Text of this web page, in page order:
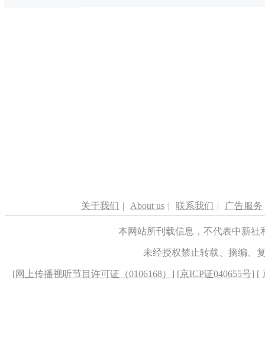
关于我们 | About us | 联系我们 | 广告服务
本网站所刊载信息，不代表中新
未经授权禁止转载、摘编、
[网上传播视听节目许可证（0106168） ] [京ICP证040655号] [